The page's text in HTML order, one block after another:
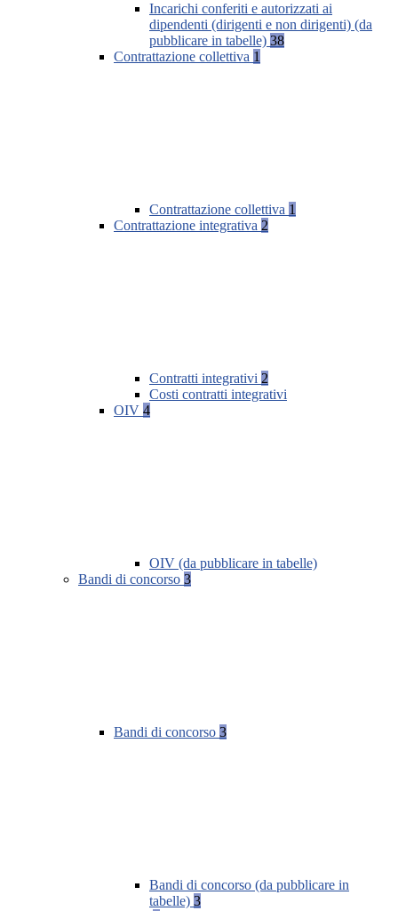
Incarichi conferiti e autorizzati ai
dipendenti (dirigenti e non dirigenti) (da
pubblicare in tabelle) 38
Contrattazione collettiva 1
Contrattazione collettiva 1
Contrattazione integrativa 2
Contratti integrativi 2
Costi contratti integrativi
OIV 4
OIV (da pubblicare in tabelle)
Bandi di concorso 3
Bandi di concorso 3
Bandi di concorso (da pubblicare in
tabelle) 3